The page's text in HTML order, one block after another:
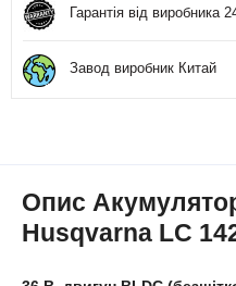
Гарантія від виробника
Завод виробник Китай
Опис
Husqvarna LC